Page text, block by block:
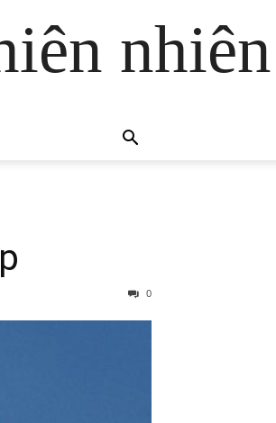
nhiên
0